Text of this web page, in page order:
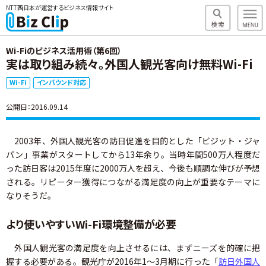
NTT西日本が運営するビジネス情報サイト
Wi-Fiのビジネス活用術（第6回）
実は取り組み続々。外国人観光客向け無料Wi-Fi
Wi-Fi インバウンド対応
公開日：2016.09.14
2003年、外国人観光客の訪日促進を目的とした「ビジット・ジャ
パン」事業がスタートしてから13年余り。当時年間500万人程度だ
った訪日客は2015年度に2000万人を超え、今後も順調な伸びが予想
される。リピーター獲得につながる満足度の向上が重要なテーマに
なりそうだ。
より使いやすいWi-Fi環境整備が必要
外国人観光客の満足度を向上させるには、まずニーズを的確に把
握する必要がある。観光庁が2016年1～3月期に行った「訪日外国人